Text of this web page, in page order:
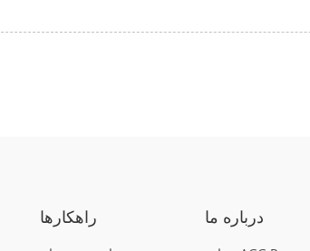
راهکارها درباره ما